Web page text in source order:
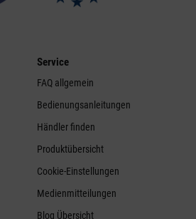
Service
FAQ allgemein
Bedienungsanleitungen
Händler finden
Produktübersicht
Cookie-Einstellungen
Medienmitteilungen
Blog Übersicht